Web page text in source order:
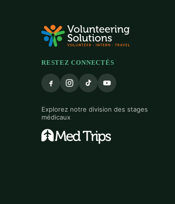
RESTEZ CONNECTÉS
Explorez notre division des stages
médicaux